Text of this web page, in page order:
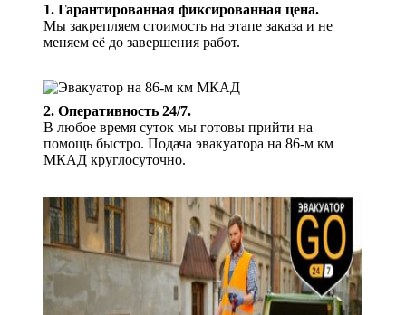
1. Гарантированная фиксированная цена.
Мы закрепляем стоимость на этапе заказа и не
меняем её до завершения работ.
2. Оперативность 24/7.
В любое время суток мы готовы прийти на
помощь быстро. Подача эвакуатора на 86-м км
МКАД круглосуточно.